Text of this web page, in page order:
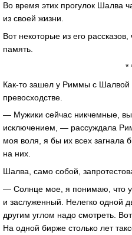
Во время этих прогулок Шалва
из своей жизни.
Вот некоторые из его
память.
*
Как-то зашел у Риммы с Шалвой
превосходстве.
— Мужики сейчас никчемные,
исключением, — рассуждала
моя воля, я бы их всех загнала
на них.
Шалва, само собой,
— Солнце мое, я понимаю, что у
и заслуженный. Нелегко одной
другим углом надо смотреть.
На одной бирже столько лет